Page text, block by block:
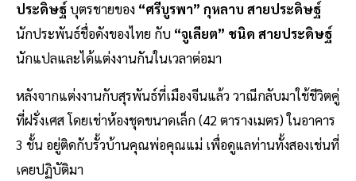
ประดิษฐ์บุตรชายของ “ศรีบูรพา” กุหลาบ สายประดิษฐ์
นักประพันธ์ชื่อดังของไทย กับ “จูเลียต” ชนิด สายประดิษฐ์
นักแปลและได้แต่งงานกันในเวลาต่อมา
หลังจากแต่งงานกับสุรพันธ์ที่เมืองจีนแล้ว วาณีกลับมาใช้ชีวิตคู่
ที่ฝรั่งเศส โดยเช่าห้องชุดขนาดเล็ก (42 ตารางเมตร) ในอาคาร
3 ชั้น อยู่ติดกับรั้วบ้านคุณพ่อคุณแม่ เพื่อดูแลท่านทั้งสองเช่นที่
เคยปฏิบัติมา